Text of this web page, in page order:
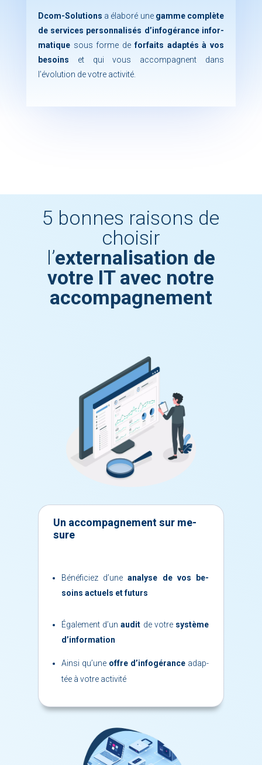
Dcom-So­lu­tions a éla­bo­ré une gamme com­plète
de ser­vices per­son­na­li­sés d’infogérance in­for­
ma­tiquesous forme defor­faits adap­tés à vos
be­soins et qui vous ac­com­pagnent dans
l’évolution de votre ac­ti­vi­té.
5 bonnes raisons de
choisir
l’externalisation de
votre IT avec notre
accompagnement
Un ac­com­pa­gne­ment sur me­
sure
Bé­né­fi­ciez d’uneana­lyse de vos be­
soins ac­tuels et fu­turs
Éga­le­ment d’unau­dit de votre sys­tème
d’­in­for­ma­tion
Ain­si qu’uneoffre d’in­fo­gé­rance adap­
tée à votre ac­ti­vi­té